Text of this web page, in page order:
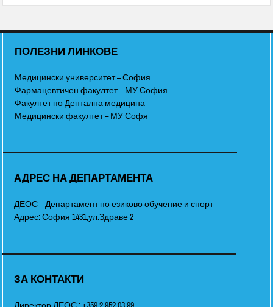
ПОЛЕЗНИ ЛИНКОВЕ
Медицински университет – София
Фармацевтичен факултет – МУ София
Факултет по Дентална медицина
Медицински факултет – МУ Софя
АДРЕС НА ДЕПАРТАМЕНТА
ДЕОС – Департамент по езиково обучение и спорт
Адрес: София 1431,ул.Здраве 2
ЗА КОНТАКТИ